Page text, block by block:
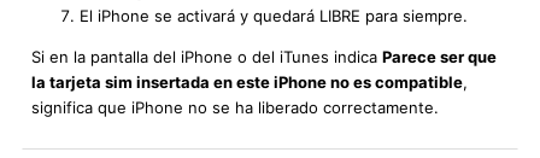
El iPhone se activará y quedará LIBRE para siempre.
Si en la pantalla del iPhone o del iTunes indica Parece ser que
la tarjeta sim insertada en este iPhone no es compatible,
significa que iPhone no se ha liberado correctamente.